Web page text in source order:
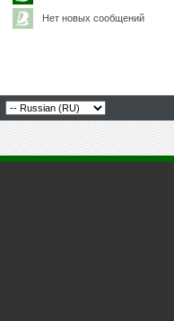
Нет новых сообщений